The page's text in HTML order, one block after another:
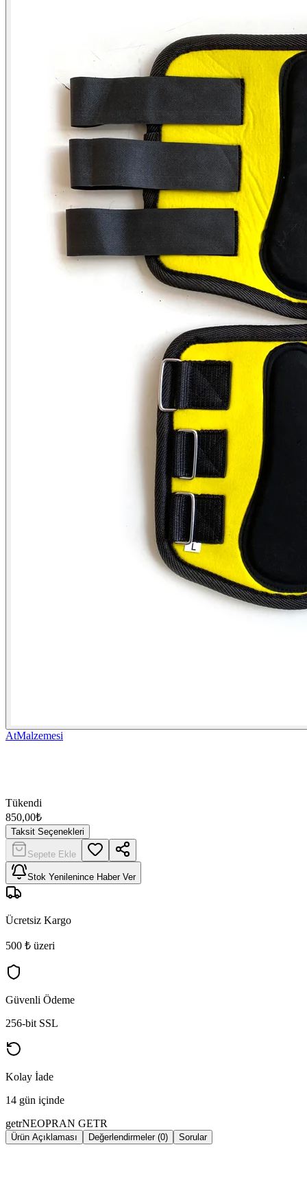
AtMalzemesi
Tükendi
850,00₺
Taksit Seçenekleri
Sepete Ekle
Stok Yenilenince Haber Ver
Ücretsiz Kargo
500 ₺ üzeri
Güvenli Ödeme
256-bit SSL
Kolay İade
14 gün içinde
getrNEOPRAN GETR
Ürün Açıklaması Değerlendirmeler (0) Sorular